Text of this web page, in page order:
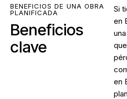
BENEFICIOS DE UNA OBRA
PLANIFICADA
Beneficios
clave
Si
en
en